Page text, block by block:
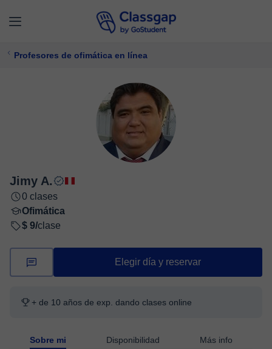
Profesores de ofimática en línea
Jimy A.
0 clases
Ofimática
$ 9/clase
Elegir día y reservar
+ de 10 años de exp. dando clases online
Sobre mi Disponibilidad Más info